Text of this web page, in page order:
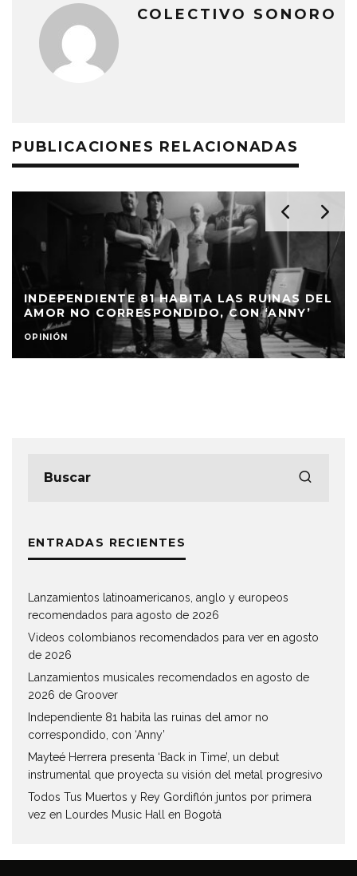
COLECTIVO SONORO
PUBLICACIONES RELACIONADAS
INDEPENDIENTE 81 HABITA LAS RUINAS DEL
AMOR NO CORRESPONDIDO, CON ‘ANNY’
OPINIÓN
ENTRADAS RECIENTES
Lanzamientos latinoamericanos, anglo y europeos
recomendados para agosto de 2026
Videos colombianos recomendados para ver en agosto
de 2026
Lanzamientos musicales recomendados en agosto de
2026 de Groover
Independiente 81 habita las ruinas del amor no
correspondido, con ‘Anny’
Mayteé Herrera presenta ‘Back in Time’, un debut
instrumental que proyecta su visión del metal progresivo
Todos Tus Muertos y Rey Gordiflón juntos por primera
vez en Lourdes Music Hall en Bogotá